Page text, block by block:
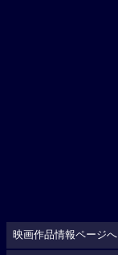
映画作品情報ページへ